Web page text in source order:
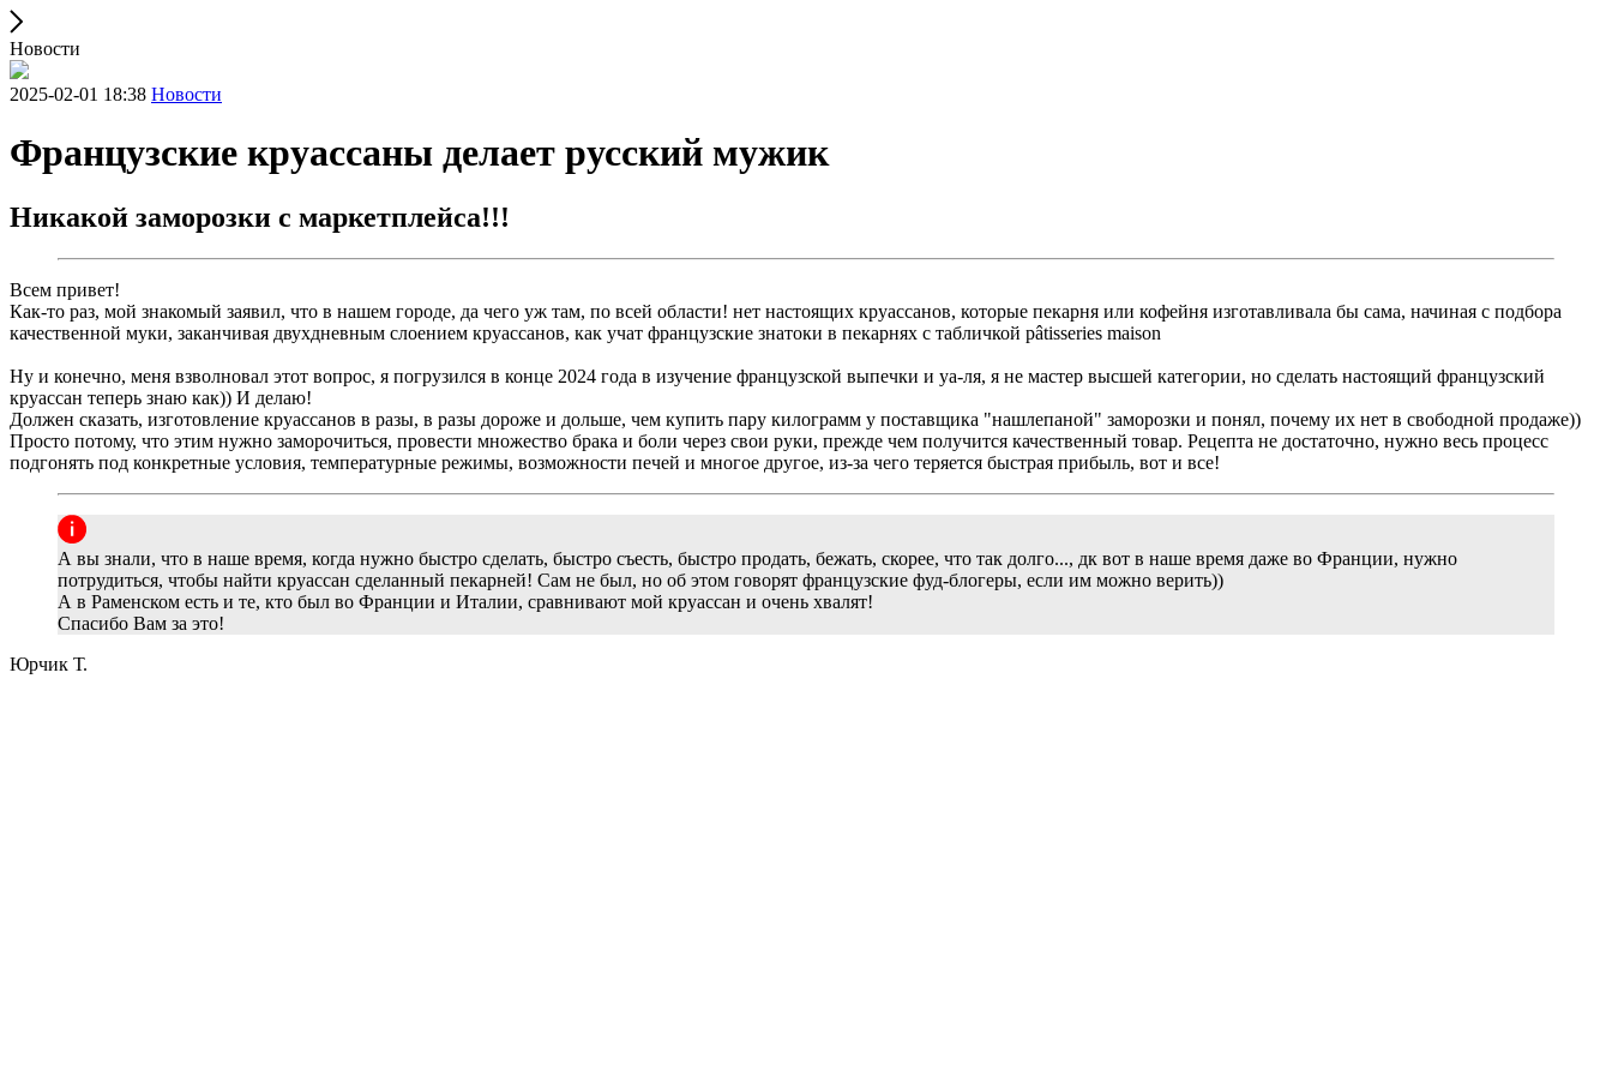
Новости
2025-02-01 18:38 Новости
Французские круассаны делает русский мужик
Никакой заморозки с маркетплейса!!!
Всем привет!
Как-то раз, мой знакомый заявил, что в нашем городе, да чего уж там, по всей области! нет настоящих круассанов, которые пекарня или кофейня изготавливала бы сама, начиная с подбора
качественной муки, заканчивая двухдневным слоением круассанов, как учат французские знатоки в пекарнях с табличкой pâtisseries maison
Ну и конечно, меня взволновал этот вопрос, я погрузился в конце 2024 года в изучение французской выпечки и уа-ля, я не мастер высшей категории, но сделать настоящий французский
круассан теперь знаю как)) И делаю!
Должен сказать, изготовление круассанов в разы, в разы дороже и дольше, чем купить пару килограмм у поставщика "нашлепаной" заморозки и понял, почему их нет в свободной продаже))
Просто потому, что этим нужно заморочиться, провести множество брака и боли через свои руки, прежде чем получится качественный товар. Рецепта не достаточно, нужно весь процесс
подгонять под конкретные условия, температурные режимы, возможности печей и многое другое, из-за чего теряется быстрая прибыль, вот и все!
А вы знали, что в наше время, когда нужно быстро сделать, быстро съесть, быстро продать, бежать, скорее, что так долго..., дк вот в наше время даже во Франции, нужно
потрудиться, чтобы найти круассан сделанный пекарней! Сам не был, но об этом говорят французские фуд-блогеры, если им можно верить))
А в Раменском есть и те, кто был во Франции и Италии, сравнивают мой круассан и очень хвалят!
Спасибо Вам за это!
Юрчик Т.